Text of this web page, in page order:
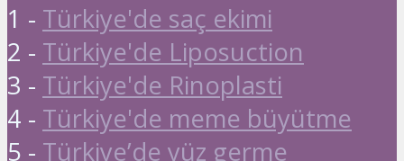
1 - Türkiye'de saç ekimi
2 - Türkiye'de Liposuction
3 - Türkiye'de Rinoplasti
4 - Türkiye'de meme büyütme
5 - Türkiye’de yüz germe